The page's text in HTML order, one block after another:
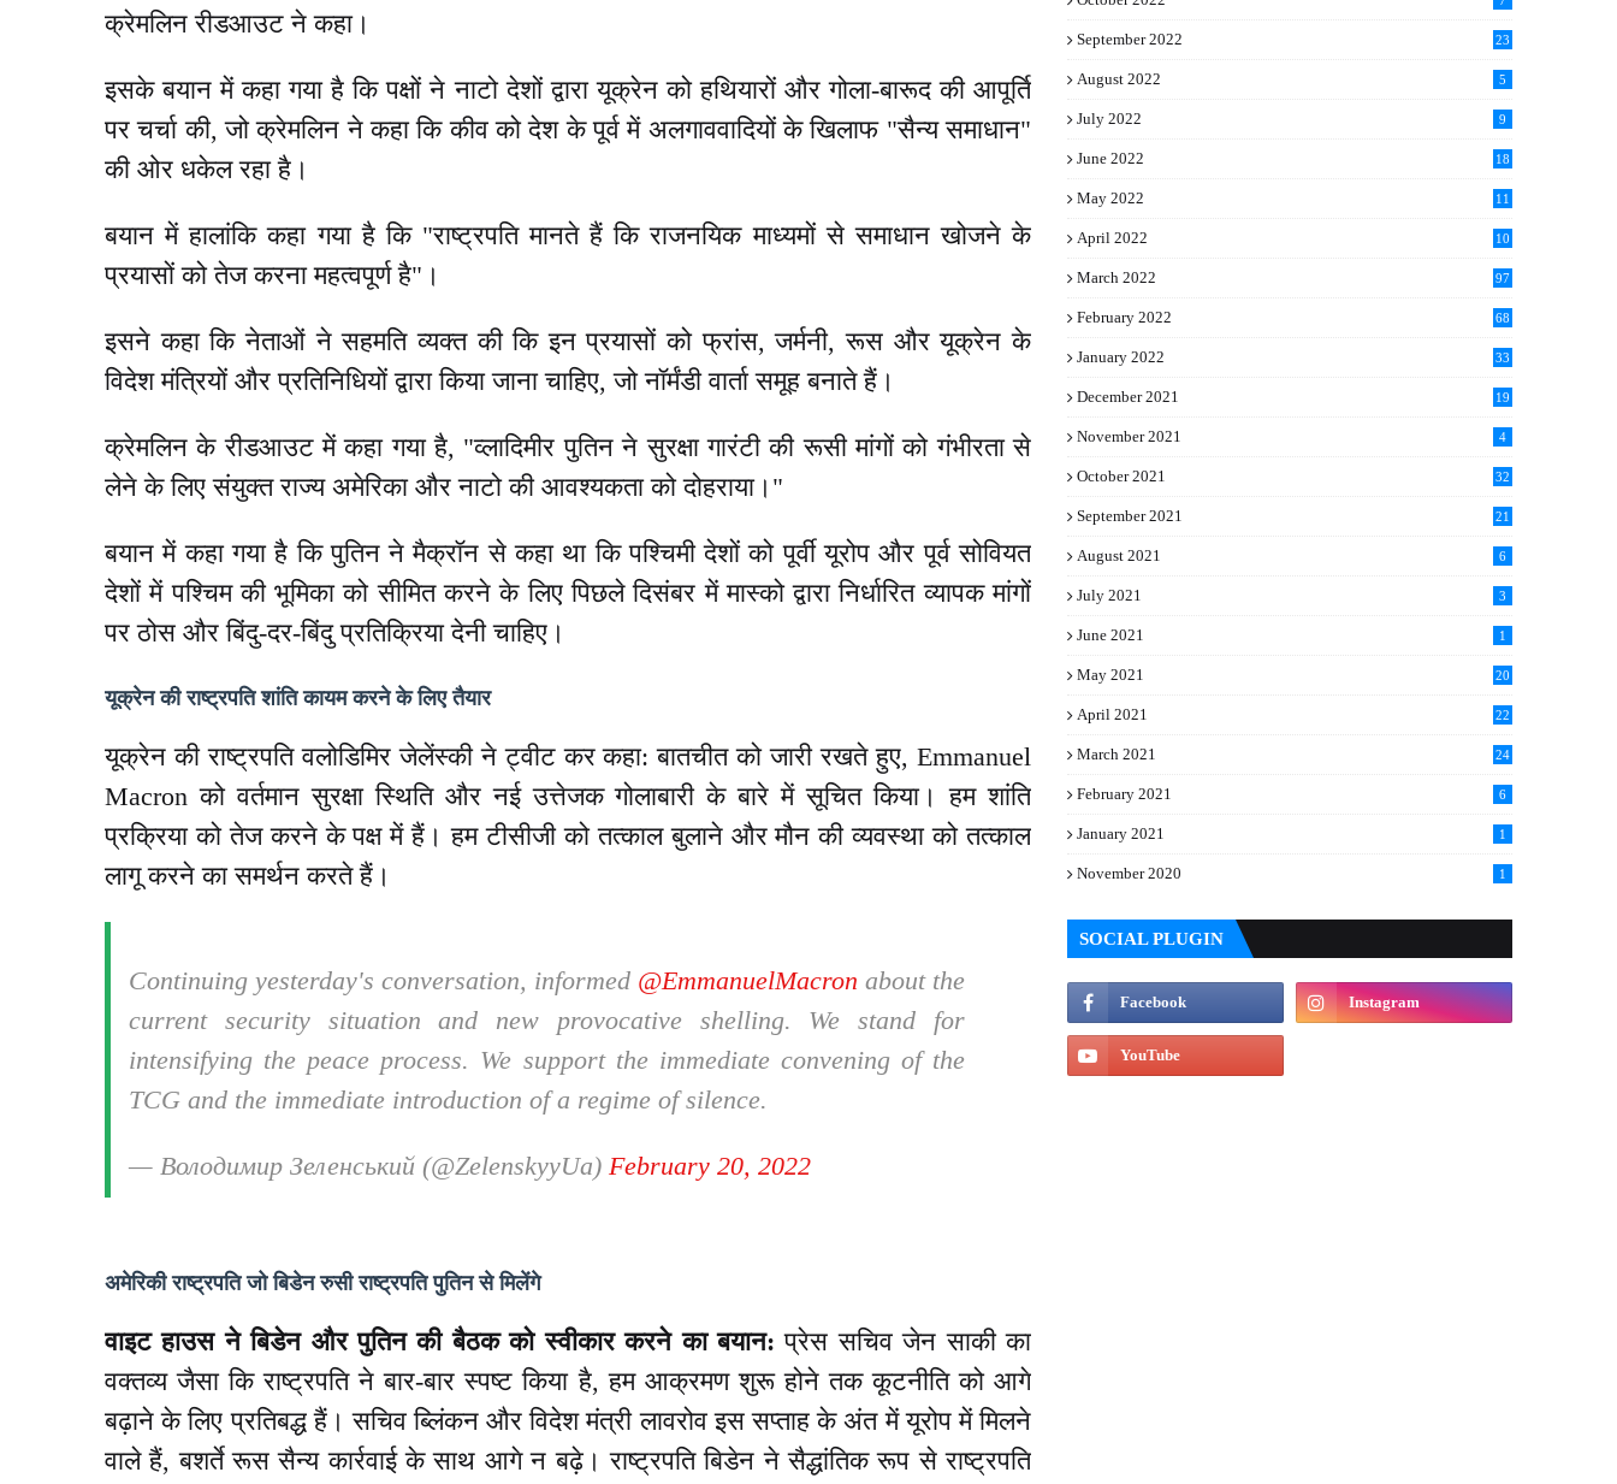
क्रेमलिन रीडआउट ने कहा।
इसके बयान में कहा गया है कि पक्षों ने नाटो देशों द्वारा यूक्रेन को हथियारों और गोला-बारूद की आपूर्ति
पर चर्चा की, जो क्रेमलिन ने कहा कि कीव को देश के पूर्व में अलगाववादियों के खिलाफ "सैन्य समाधान"
की ओर धकेल रहा है।
बयान में हालांकि कहा गया है कि "राष्ट्रपति मानते हैं कि राजनयिक माध्यमों से समाधान खोजने के
प्रयासों को तेज करना महत्वपूर्ण है"।
इसने कहा कि नेताओं ने सहमति व्यक्त की कि इन प्रयासों को फ्रांस, जर्मनी, रूस और यूक्रेन के
विदेश मंत्रियों और प्रतिनिधियों द्वारा किया जाना चाहिए, जो नॉर्मंडी वार्ता समूह बनाते हैं।
क्रेमलिन के रीडआउट में कहा गया है, "व्लादिमीर पुतिन ने सुरक्षा गारंटी की रूसी मांगों को गंभीरता से
लेने के लिए संयुक्त राज्य अमेरिका और नाटो की आवश्यकता को दोहराया।"
बयान में कहा गया है कि पुतिन ने मैक्रॉन से कहा था कि पश्चिमी देशों को पूर्वी यूरोप और पूर्व सोवियत
देशों में पश्चिम की भूमिका को सीमित करने के लिए पिछले दिसंबर में मास्को द्वारा निर्धारित व्यापक मांगों
पर ठोस और बिंदु-दर-बिंदु प्रतिक्रिया देनी चाहिए।
यूक्रेन की राष्ट्रपति शांति कायम करने के लिए तैयार
यूक्रेन की राष्ट्रपतिवलोडिमिर जेलेंस्की ने ट्वीट कर कहा:बातचीत को जारी रखते हुए, Emmanuel
Macron को वर्तमान सुरक्षा स्थिति और नई उत्तेजक गोलाबारी के बारे में सूचित किया। हम शांति
प्रक्रिया को तेज करने के पक्ष में हैं। हम टीसीजी को तत्काल बुलाने और मौन की व्यवस्था को तत्काल
लागू करने का समर्थन करते हैं।
Continuing yesterday's conversation, informed @EmmanuelMacron about the
current security situation and new provocative shelling. We stand for
intensifying the peace process. We support the immediate convening of the
TCG and the immediate introduction of a regime of silence.
— Володимир Зеленський (@ZelenskyyUa) February 20, 2022
अमेरिकी राष्ट्रपति जो बिडेन रुसी राष्ट्रपति पुतिन से मिलेंगे
वाइट हाउस ने बिडेन और पुतिन की बैठक को स्वीकार करने का बयान: प्रेस सचिव जेन साकी का
वक्तव्य जैसा कि राष्ट्रपति ने बार-बार स्पष्ट किया है, हम आक्रमण शुरू होने तक कूटनीति को आगे
बढ़ाने के लिए प्रतिबद्ध हैं। सचिव ब्लिंकन और विदेश मंत्री लावरोव इस सप्ताह के अंत में यूरोप में मिलने
वाले हैं, बशर्ते रूस सैन्य कार्रवाई के साथ आगे न बढ़े। राष्ट्रपति बिडेन ने सैद्धांतिक रूप से राष्ट्रपति
September 2022 23
August 2022 5
July 2022 9
June 2022 18
May 2022 11
April 2022 10
March 2022 97
February 2022 68
January 2022 33
December 2021 19
November 2021 4
October 2021 32
September 2021 21
August 2021 6
July 2021 3
June 2021 1
May 2021 20
April 2021 22
March 2021 24
February 2021 6
January 2021 1
November 2020 1
SOCIAL PLUGIN